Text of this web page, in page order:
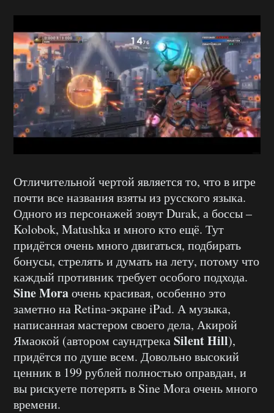
Отличительной чертой является то, что в игре
почти все названия взяты из русского языка.
Одного из персонажей зовут Durak, а боссы –
Kolobok, Matushka и много кто ещё. Тут
придётся очень много двигаться, подбирать
бонусы, стрелять и думать на лету, потому что
каждый противник требует особого подхода.
Sine Moraочень красивая, особенно это
заметно на Retina-экране iPad. А музыка,
написанная мастером своего дела, Акирой
Ямаокой (автором саундтрекаSilent Hill),
придётся по душе всем. Довольно высокий
ценник в 199 рублей полностью оправдан, и
вы рискуете потерять в Sine Mora очень много
времени.